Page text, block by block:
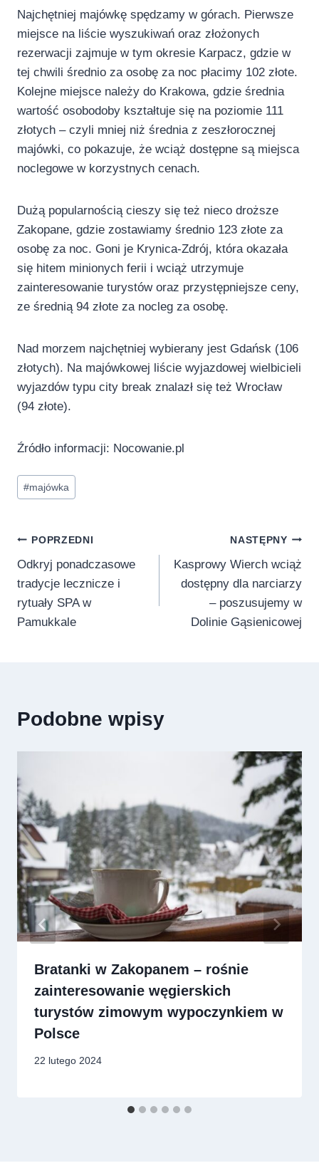
Najchętniej majówkę spędzamy w górach. Pierwsze
miejsce na liście wyszukiwań oraz złożonych
rezerwacji zajmuje w tym okresie Karpacz, gdzie w
tej chwili średnio za osobę za noc płacimy 102 złote.
Kolejne miejsce należy do Krakowa, gdzie średnia
wartość osobodoby kształtuje się na poziomie 111
złotych – czyli mniej niż średnia z zeszłorocznej
majówki, co pokazuje, że wciąż dostępne są miejsca
noclegowe w korzystnych cenach.
Dużą popularnością cieszy się też nieco droższe
Zakopane, gdzie zostawiamy średnio 123 złote za
osobę za noc. Goni je Krynica-Zdrój, która okazała
się hitem minionych ferii i wciąż utrzymuje
zainteresowanie turystów oraz przystępniejsze ceny,
ze średnią 94 złote za nocleg za osobę.
Nad morzem najchętniej wybierany jest Gdańsk (106
złotych). Na majówkowej liście wyjazdowej wielbicieli
wyjazdów typu city break znalazł się też Wrocław
(94 złote).
Źródło informacji: Nocowanie.pl
Tagi
wpisu:
#majówka
Nawigacja
wpisu
POPRZEDNI
Odkryj ponadczasowe
tradycje lecznicze i
rytuały SPA w
Pamukkale
NASTĘPNY
Kasprowy Wierch wciąż
dostępny dla narciarzy
– poszusujemy w
Dolinie Gąsienicowej
Podobne wpisy
Bratanki w Zakopanem – rośnie
zainteresowanie węgierskich
turystów zimowym wypoczynkiem w
Polsce
22 lutego 2024